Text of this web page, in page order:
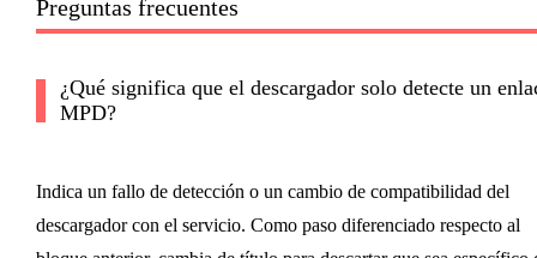
Preguntas frecuentes
¿Qué significa que el descargador solo detecte un
MPD?
Indica un fallo de detección o un cambio de compatibilidad del
descargador con el servicio. Como paso diferenciado respecto al